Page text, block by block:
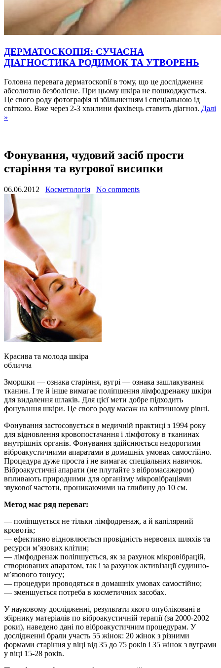
ДЕРМАТОСКОПІЯ: СУЧАСНА
ДІАГНОСТИКА РОДИМОК ТА УТВОРЕНЬ
Головна перевага дерматоскопії в тому, що це дослідження
абсолютно безболісне. При цьому шкіра не пошкоджується.
Це свого роду фотографія зі збільшенням і спеціальною ід
світкою. Вже через 2-3 хвилини фахівець ставить діагноз. Далі
»
Фонування, чудовий засіб прости
старіння та вугрової висипки
06.06.2012 Косметологія No comments
Красива та молода шкіра
обличча
Зморшки — ознака старіння, вугрі — ознака зашлакування
тканин. І те й інше вимагає поліпшення лімфодренажу шкіри
для видалення шлаків. Для цієї мети добре підходить
фонування шкіри. Це свого роду масаж на клітинному рівні.
Фонування застосовується в медичній практиці з 1994 року
для відновлення кровопостачання і лімфотоку в тканинах
внутрішніх органів. Фонування здійснюється недорогими
віброакустичними апаратами в домашніх умовах самостійно.
Процедура дуже проста і не вимагає спеціальних навичок.
Віброакустичні апарати (не плутайте з вібромасажером)
впливають природними для організму мікровібраціями
звукової частоти, проникаючими на глибину до 10 см.
Метод має ряд переваг:
— поліпшується не тільки лімфодренаж, а й капілярний
кровотік;
— ефективно відновлюється провідність нервових шляхів та
ресурси м’язових клітин;
— лімфодренаж поліпшується, як за рахунок мікровібрацій,
створюваних апаратом, так і за рахунок активізації судинно-
м’язового тонусу;
— процедури проводяться в домашніх умовах самостійно;
— зменшується потреба в косметичних засобах.
У науковому дослідженні, результати якого опубліковані в
збірнику матеріалів по віброакустичній терапії (за 2000-2002
роки), наведено дані по віброакустичним процедурам. У
дослідженні брали участь 55 жінок: 20 жінок з різними
формами старіння у віці від 35 до 75 років і 35 жінок з вуграми
у віці 15-28 років.